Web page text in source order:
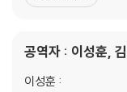
트포럼』 등의 편집을
것을 예술로 만드는가’
공역자 : 이성훈,
이성훈 :